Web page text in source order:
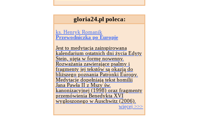
gloria24.pl poleca:
ks. Henryk Romanik
Przewodniczka po Europie
Jest to medytacja zainspirowana
kalendarium ostatnich dni życia Edyty
Stein, ujęta w formę nowenny.
Rozważania zawierające psalmy i
fragmenty jej tekstów są okazją do
bliższego poznania Patronki Europy.
Medytacje dopełniają tekst homilii
Jana Pawła II z Mszy św.
kanonizacyjnej (1998) oraz fragmenty
przemówienia Benedykta XVI
wygłoszonego w Auschwitz (2006).
więcej >>>